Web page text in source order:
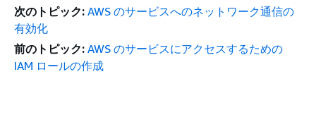
次のトピック: AWS のサービスへのネットワーク通信の
有効化
前のトピック: AWS のサービスにアクセスするための
IAM ロールの作成